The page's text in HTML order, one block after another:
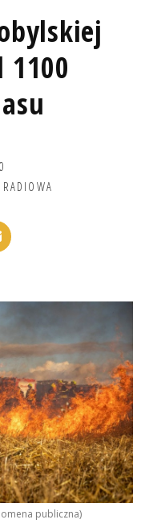
1100
publiczna)